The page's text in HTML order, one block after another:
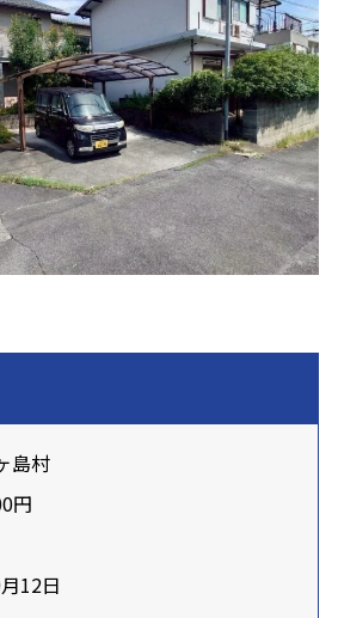
島村
円
12日